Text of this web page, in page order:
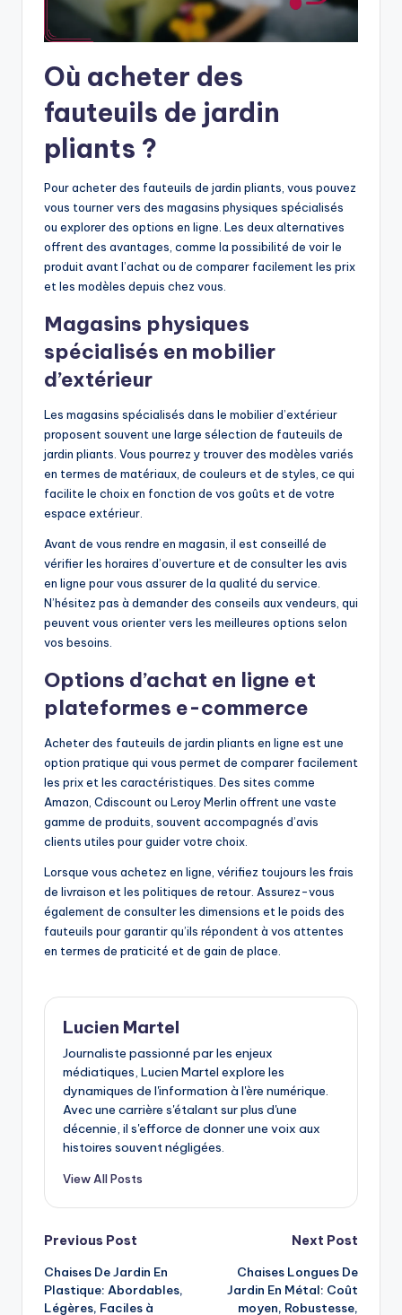
Où acheter des
fauteuils de jardin
pliants ?
Pour acheter des fauteuils de jardin pliants, vous pouvez
vous tourner vers des magasins physiques spécialisés
ou explorer des options en ligne. Les deux alternatives
offrent des avantages, comme la possibilité de voir le
produit avant l’achat ou de comparer facilement les prix
et les modèles depuis chez vous.
Magasins physiques
spécialisés en mobilier
d’extérieur
Les magasins spécialisés dans le mobilier d’extérieur
proposent souvent une large sélection de fauteuils de
jardin pliants. Vous pourrez y trouver des modèles variés
en termes de matériaux, de couleurs et de styles, ce qui
facilite le choix en fonction de vos goûts et de votre
espace extérieur.
Avant de vous rendre en magasin, il est conseillé de
vérifier les horaires d’ouverture et de consulter les avis
en ligne pour vous assurer de la qualité du service.
N’hésitez pas à demander des conseils aux vendeurs, qui
peuvent vous orienter vers les meilleures options selon
vos besoins.
Options d’achat en ligne et
plateformes e-commerce
Acheter des fauteuils de jardin pliants en ligne est une
option pratique qui vous permet de comparer facilement
les prix et les caractéristiques. Des sites comme
Amazon, Cdiscount ou Leroy Merlin offrent une vaste
gamme de produits, souvent accompagnés d’avis
clients utiles pour guider votre choix.
Lorsque vous achetez en ligne, vérifiez toujours les frais
de livraison et les politiques de retour. Assurez-vous
également de consulter les dimensions et le poids des
fauteuils pour garantir qu’ils répondent à vos attentes
en termes de praticité et de gain de place.
Lucien Martel
Journaliste passionné par les enjeux
médiatiques, Lucien Martel explore les
dynamiques de l'information à l'ère numérique.
Avec une carrière s'étalant sur plus d'une
décennie, il s'efforce de donner une voix aux
histoires souvent négligées.
View All Posts
Post
navigation
Previous Post
Chaises De Jardin En
Plastique: Abordables,
Légères, Faciles à
Next Post
Chaises Longues De
Jardin En Métal: Coût
moyen, Robustesse,